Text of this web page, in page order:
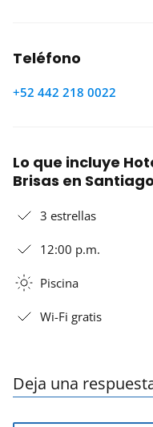
Teléfono
+52 442 218 0022
Lo que incluye
Brisas en
3 estrellas
12:00 p.m.
Piscina
Wi-Fi gratis
Deja una